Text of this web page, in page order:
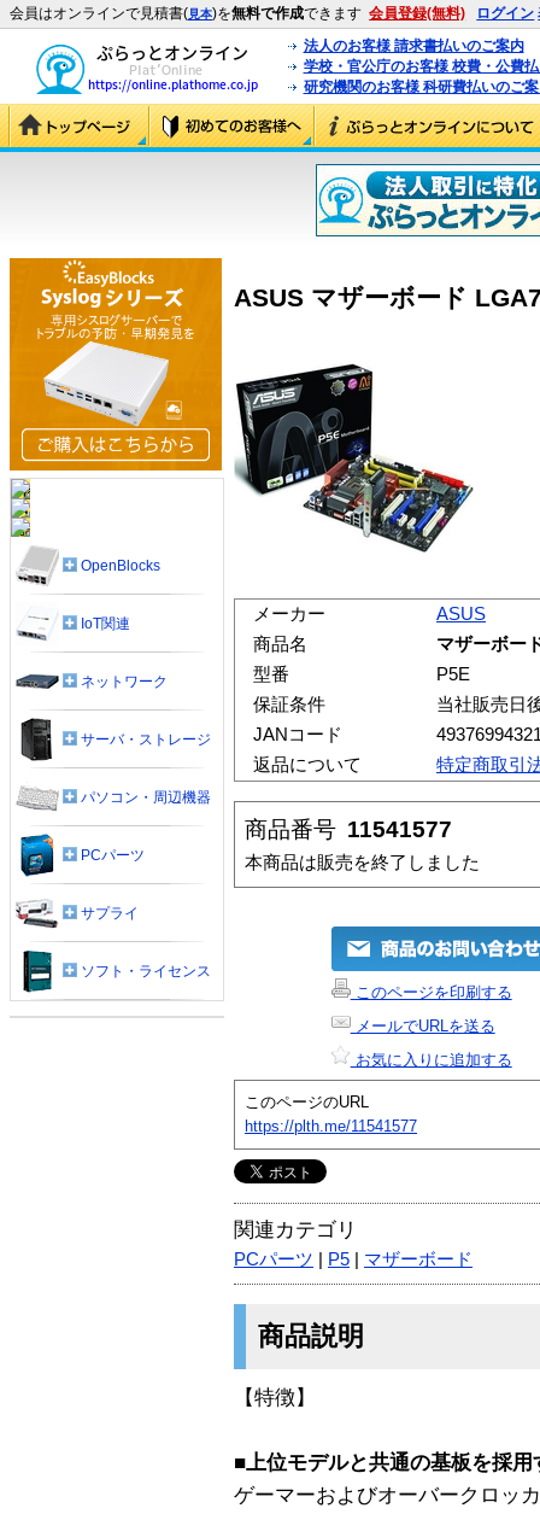
会員はオンラインで見積書(見本)を無料で作成できます 会員登録(無料) ログイン
法人のお客様 請求書払いのご案内
学校・官公庁のお客様 校費・公費
研究機関のお客様 科研費払いのご
ASUS マザーボード
メーカー
ASUS
商品名
マザーボー
型番
P5E
保証条件
当社販売日
JANコード
返品について
特定商取引
商品番号 11541577
本商品は販売を終了しました
このページを印刷する
メールでURLを送る
お気に入りに追加する
このページのURL
https://plth.me/11541577
関連カテゴリ
PCパーツ P5 マザーボード
商品説明
【特徴】
■上位モデルと共通の基板を採
ゲーマーおよびオーバークロッ
OpenBlocks
IoT関連
ネットワーク
サーバ・ストレージ
パソコン・周辺機器
PCパーツ
サプライ
ソフト・ライセンス